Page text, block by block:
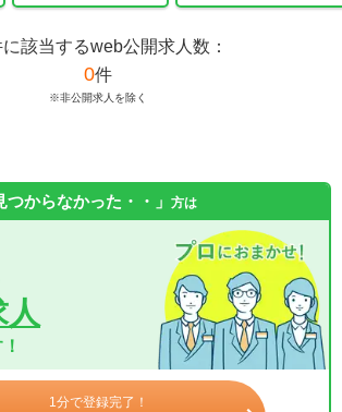
該当するweb公開求人数：
0件
※非公開求人を除く
つからなかった・・」 方は
1分で登録完了！